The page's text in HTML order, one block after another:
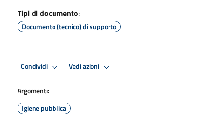
Tipi di documento:
Documento (tecnico) di supporto
Condividi Vedi azioni
Argomenti:
Igiene pubblica